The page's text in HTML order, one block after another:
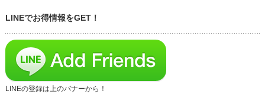
LINEでお得情報をGET！
LINEの登録は上のバナーから！